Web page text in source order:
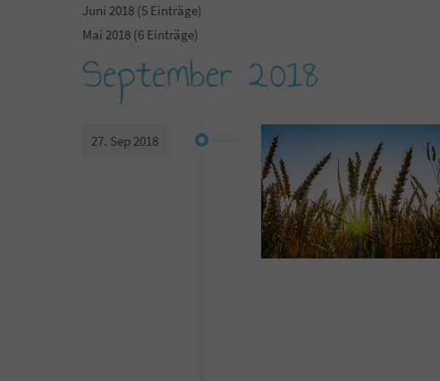
Juni 2018 (5 Einträge)
Mai 2018 (6 Einträge)
September 2018
27. Sep 2018